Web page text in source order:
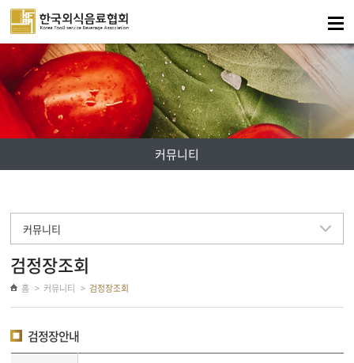
주메뉴 바로가기
컨텐츠 바로가기
커뮤니티
커뮤니티
검정장조회
홈 커뮤니티 검정장조회
검정장안내